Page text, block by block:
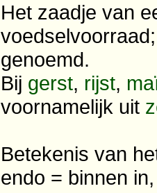
Het zaadje van
genoemd.
Bij gerst, rijst,
voornamelijk uit
Betekenis van
endo = binnen